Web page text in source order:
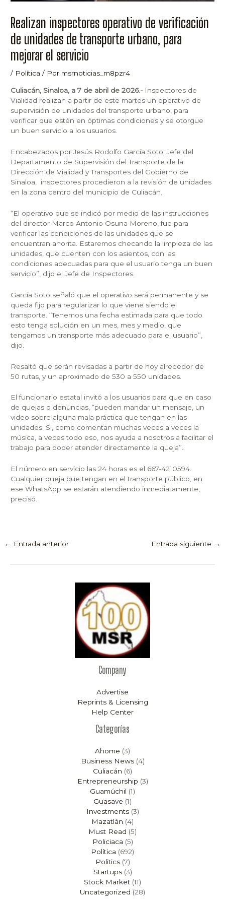
Realizan inspectores operativo de verificación
de unidades de transporte urbano, para
mejorar el servicio
/ Política / Por msrnoticias_m8pzr4
Culiacán, Sinaloa, a 7 de abril de 2026.- Inspectores de
Vialidad realizan a partir de este martes un operativo de
supervisión de unidades del transporte urbano, para
verificar que estén en óptimas condiciones y se otorgue
un buen servicio a los usuarios.
Encabezados por Jesús Rodolfo García Soto, Jefe del
Departamento de Supervisión del Transporte de la
Dirección de Vialidad y Transportes del Gobierno de
Sinaloa, inspectores procedieron a la revisión de unidades
en la zona centro del municipio de Culiacán.
“El operativo que se indicó por medio de las instrucciones
del director Marco Antonio Osuna Moreno, fue para
verificar las condiciones de las unidades que se
encuentran ahorita. Estaremos checando la limpieza de las
unidades, que cuenten con los asientos, con las
condiciones adecuadas para que el usuario tenga un buen
servicio”, dijo el Jefe de Inspectores.
García Soto señaló que el operativo será permanente y se
queda fijo para regularizar lo que viene siendo el
transporte. “Tenemos una fecha estimada para que todo
esto tenga solución en un mes, mes y medio, que
tengamos un transporte más adecuado para el usuario”,
dijo.
Resaltó que serán revisadas a partir de hoy alrededor de
50 rutas, y un aproximado de 530 a 550 unidades.
El funcionario estatal invitó a los usuarios para que en caso
de quejas o denuncias, “pueden mandar un mensaje, un
video sobre alguna mala práctica que tengan en las
unidades. Si, como comentan muchas veces a veces la
música, a veces todo eso, nos ayuda a nosotros a facilitar el
trabajo para poder atender directamente la queja”.
El número en servicio las 24 horas es el 667-4210594.
Cualquier queja que tengan en el transporte público, en
ese WhatsApp se estarán atendiendo inmediatamente,
precisó.
← Entrada anterior Entrada siguiente →
Company
Advertise
Reprints & Licensing
Help Center
Categorías
Ahome (3)
Business News(4)
Culiacán (6)
Entrepreneurship (3)
Guamúchil (1)
Guasave (1)
Investments(3)
Mazatlán (4)
Must Read (5)
Policiaca (5)
Política (692)
Politics(7)
Startups(3)
Stock Market (11)
Uncategorized (28)